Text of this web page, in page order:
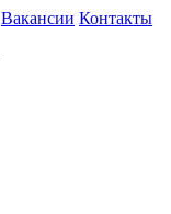
Вакансии Контакты